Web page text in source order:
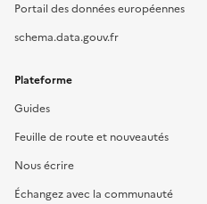
Portail des données européennes
schema.data.gouv.fr
Plateforme
Guides
Feuille de route et nouveautés
Nous écrire
Échangez avec la communauté